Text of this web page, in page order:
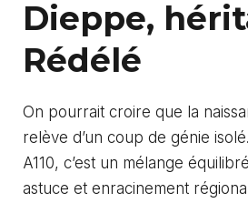
Dieppe,
Rédélé
On pourrait croire que la
relève d’un coup de génie
A110, c’est un mélange
astuce et enracinement